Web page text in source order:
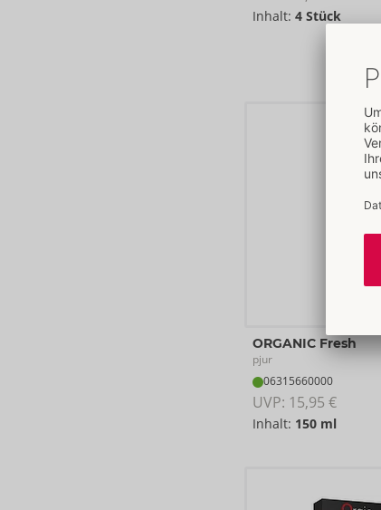
Inhalt: 4 Stück
ORGANIC Fresh
pjur
06315660000
UVP: 15,95 €
Inhalt: 150 ml